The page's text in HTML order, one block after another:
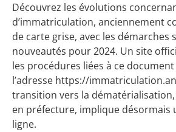
Découvrez les évolutions
d’immatriculation, anciennement
de carte grise, avec les démarches
nouveautés pour 2024. Un site
les procédures liées à ce
l’adresse https://
transition vers la
en préfecture, implique désormais
ligne.